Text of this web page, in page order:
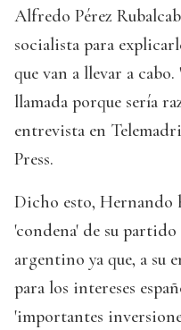
Alfredo Pérez
socialista para
que van a llevar a
llamada porque sería
entrevista en
Press.
Dicho esto, Hernando
'condena' de su
argentino ya que, a su
para los intereses
'importantes